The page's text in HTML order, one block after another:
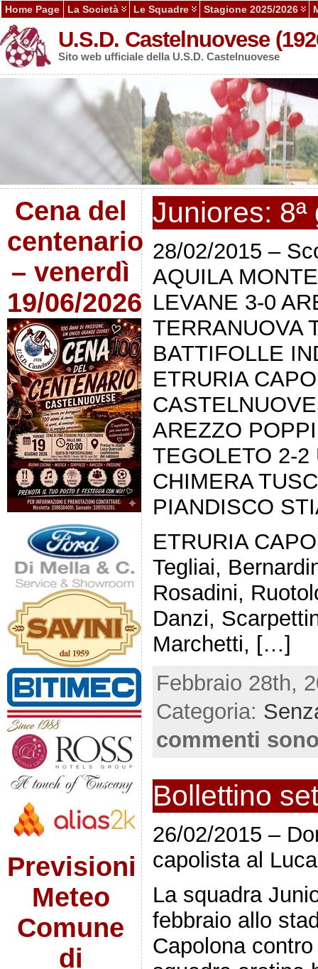
Home Page La Società Le Squadre Stagione 2025/2026
U.S.D. Castelnuovese
Sito web ufficiale della U.S.D. Castelnuovese
Cena del
centenario
– venerdì
19/06/2026
Previsioni
Meteo
Comune
di
Juniores:
28/02/2015 –
AQUILA
LEVANE 3-0
TERRANUOVA
BATTIFOLLE
ETRURIA
AREZZO
TEGOLETO 2-2
CHIMERA
PIANDISCO
ETRURIA
Tegliai,
Rosadini,
Danzi,
Marchetti, […]
Febbraio 28th,
Categoria:
commenti
Bollettino
26/02/2015 –
capolista al
La squadra
febbraio allo
Capolona